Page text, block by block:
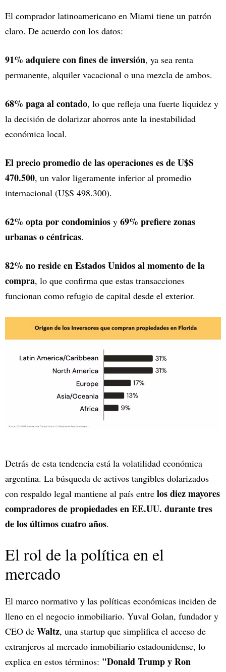
El comprador latinoamericano en Miami tiene un patrón
claro. De acuerdo con los datos:
91% adquiere con fines de inversión, ya sea renta
permanente, alquiler vacacional o una mezcla de ambos.
68% paga al contado, lo que refleja una fuerte liquidez y
la decisión de dolarizar ahorros ante la inestabilidad
económica local.
El precio promedio de las operaciones es de U$S
470.500, un valor ligeramente inferior al promedio
internacional (U$S 498.300).
62% opta por condominios y 69% prefiere zonas
urbanas o céntricas.
82% no reside en Estados Unidos al momento de la
compra, lo que confirma que estas transacciones
funcionan como refugio de capital desde el exterior.
Detrás de esta tendencia está la volatilidad económica
argentina. La búsqueda de activos tangibles dolarizados
con respaldo legal mantiene al país entre los diez mayores
compradores de propiedades en EE.UU. durante tres
de los últimos cuatro años.
El rol de la política en el
mercado
El marco normativo y las políticas económicas inciden de
lleno en el negocio inmobiliario. Yuval Golan, fundador y
CEO de Waltz, una startup que simplifica el acceso de
extranjeros al mercado inmobiliario estadounidense, lo
explica en estos términos: "Donald Trump y Ron